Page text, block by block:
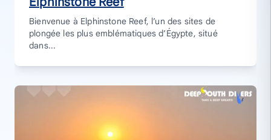
Bienvenue à Elphinstone Reef, l’un des sites de
plongée les plus emblématiques d’Égypte, situé
dans...